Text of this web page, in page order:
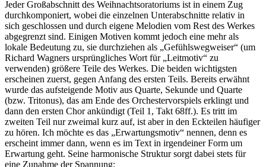
Jeder Großabschnitt des Weihnachtsoratoriums ist in einem Zug
durchkomponiert, wobei die einzelnen Unterabschnitte relativ in
sich geschlossen und durch eigene Melodien vom Rest des Werkes
abgegrenzt sind. Einigen Motiven kommt jedoch eine mehr als
lokale Bedeutung zu, sie durchziehen als „Gefühlswegweiser“ (um
Richard Wagners ursprüngliches Wort für „Leitmotiv“ zu
verwenden) größere Teile des Werkes. Die beiden wichtigsten
erscheinen zuerst, gegen Anfang des ersten Teils. Bereits erwähnt
wurde das aufsteigende Motiv aus Quarte, Sekunde und Quarte
(bzw. Tritonus), das am Ende des Orchestervorspiels erklingt und
dann den ersten Chor ankündigt (Teil 1, Takt 68ff.). Es tritt im
zweiten Teil nur zweimal kurz auf, ist aber in den Eckteilen häufiger
zu hören. Ich möchte es das „Erwartungsmotiv“ nennen, denn es
erscheint immer dann, wenn es im Text in irgendeiner Form um
Erwartung geht. Seine harmonische Struktur sorgt dabei stets für
eine Zunahme der Spannung: